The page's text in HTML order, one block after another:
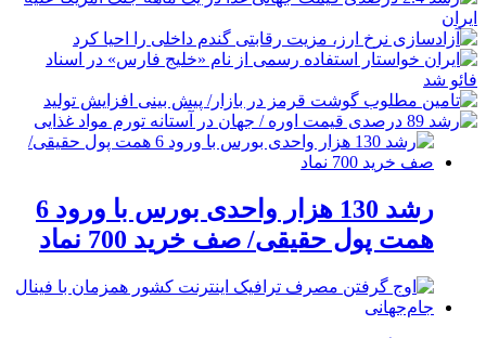
رشد 130 هزار واحدی بورس با ورود 6
همت پول حقیقی/ صف خرید 700 نماد